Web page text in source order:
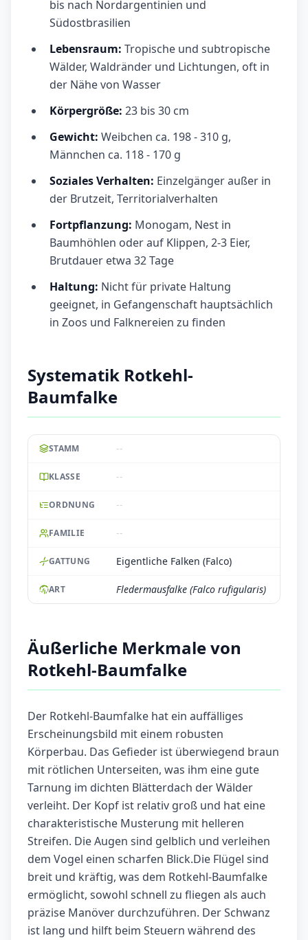
bis nach Nordargentinien und
Südostbrasilien
Lebensraum: Tropische und subtropische
Wälder, Waldränder und Lichtungen, oft in
der Nähe von Wasser
Körpergröße: 23 bis 30 cm
Gewicht: Weibchen ca. 198 - 310 g,
Männchen ca. 118 - 170 g
Soziales Verhalten: Einzelgänger außer in
der Brutzeit, Territorialverhalten
Fortpflanzung: Monogam, Nest in
Baumhöhlen oder auf Klippen, 2-3 Eier,
Brutdauer etwa 32 Tage
Haltung: Nicht für private Haltung
geeignet, in Gefangenschaft hauptsächlich
in Zoos und Falknereien zu finden
Systematik Rotkehl-
Baumfalke
STAMM --
KLASSE --
ORDNUNG --
FAMILIE --
GATTUNG Eigentliche Falken (Falco)
ART Fledermausfalke (Falco rufigularis)
Äußerliche Merkmale von
Rotkehl-Baumfalke
Der Rotkehl-Baumfalke hat ein auffälliges
Erscheinungsbild mit einem robusten
Körperbau. Das Gefieder ist überwiegend braun
mit rötlichen Unterseiten, was ihm eine gute
Tarnung im dichten Blätterdach der Wälder
verleiht. Der Kopf ist relativ groß und hat eine
charakteristische Musterung mit helleren
Streifen. Die Augen sind gelblich und verleihen
dem Vogel einen scharfen Blick.Die Flügel sind
breit und kräftig, was dem Rotkehl-Baumfalke
ermöglicht, sowohl schnell zu fliegen als auch
präzise Manöver durchzuführen. Der Schwanz
ist lang und hilft beim Steuern während des